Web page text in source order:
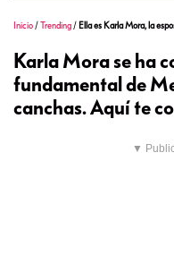
Inicio /Trending / Ella es Karla Mora, la
Karla Mora se ha
fundamental de
canchas. Aquí te
▼